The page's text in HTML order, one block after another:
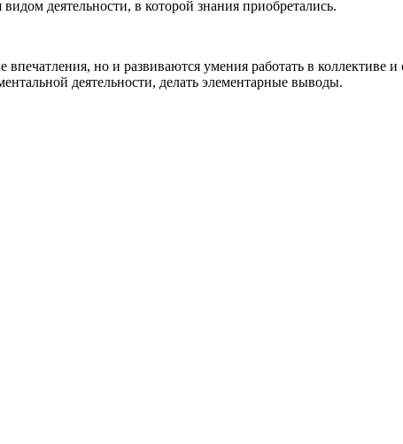
деятельности, в которой знания приобретались.
но и развиваются умения работать в коллективе и
деятельности, делать элементарные выводы.